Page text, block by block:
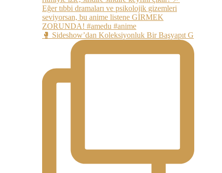
🥊 Sideshow’dan Koleksiyonluk Bir Başyapıt G